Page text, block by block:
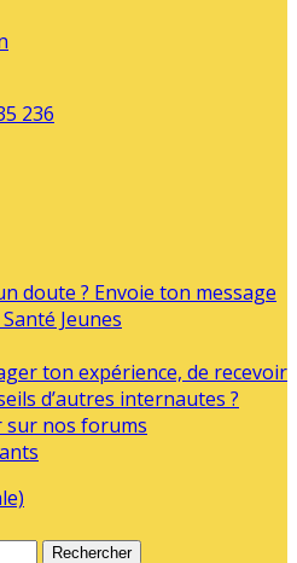
doute ? Envoie ton message
Jeunes
ton expérience, de recevoir
d’autres internautes ?
sur nos forums
Rechercher